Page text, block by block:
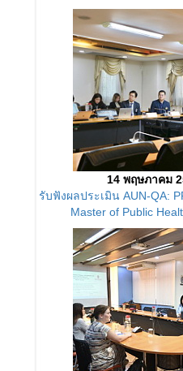
14 พฤษภาคม
รับฟังผลประเมิน AUN-QA:
Master of Public